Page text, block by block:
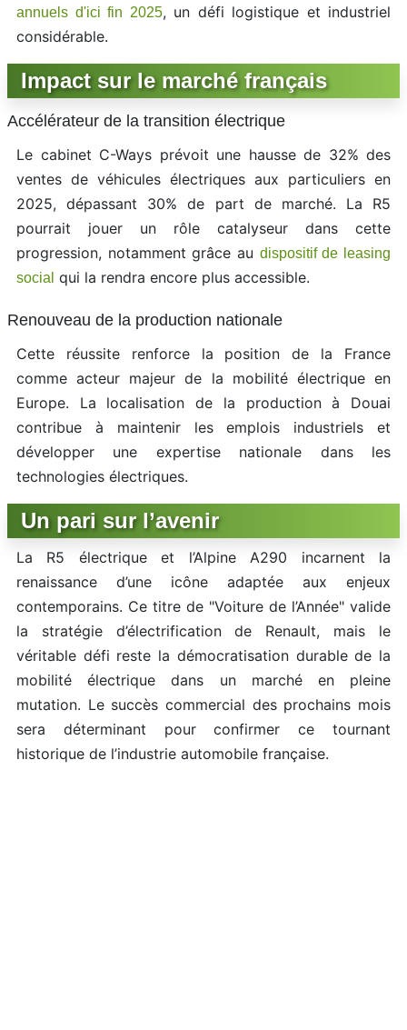
annuels d'ici fin 2025, un défi logistique et industriel
considérable.
Impact sur le marché français
Accélérateur de la transition électrique
Le cabinet C-Ways prévoit une hausse de 32% des
ventes de véhicules électriques aux particuliers en
2025, dépassant 30% de part de marché. La R5
pourrait jouer un rôle catalyseur dans cette
progression, notamment grâce au dispositif de leasing
social qui la rendra encore plus accessible.
Renouveau de la production nationale
Cette réussite renforce la position de la France
comme acteur majeur de la mobilité électrique en
Europe. La localisation de la production à Douai
contribue à maintenir les emplois industriels et
développer une expertise nationale dans les
technologies électriques.
Un pari sur l’avenir
La R5 électrique et l’Alpine A290 incarnent la
renaissance d’une icône adaptée aux enjeux
contemporains. Ce titre de "Voiture de l’Année" valide
la stratégie d’électrification de Renault, mais le
véritable défi reste la démocratisation durable de la
mobilité électrique dans un marché en pleine
mutation. Le succès commercial des prochains mois
sera déterminant pour confirmer ce tournant
historique de l’industrie automobile française.